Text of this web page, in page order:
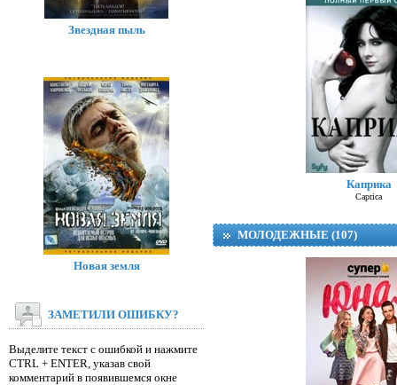
Каприка
Caprica
МОЛОДЕЖНЫЕ (107)
Звездная пыль
Новая земля
ЗАМЕТИЛИ ОШИБКУ?
Выделите текст с ошибкой и нажмите
CTRL + ENTER, указав свой
комментарий в появившемся окне